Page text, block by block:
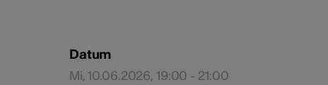
Datum
Mi, 10.06.2026, 19:00 - 21:00